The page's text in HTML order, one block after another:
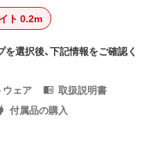
ト 0.2m
選択後、下記情報をご確認く
ウェア
取扱説明書
付属品の購入